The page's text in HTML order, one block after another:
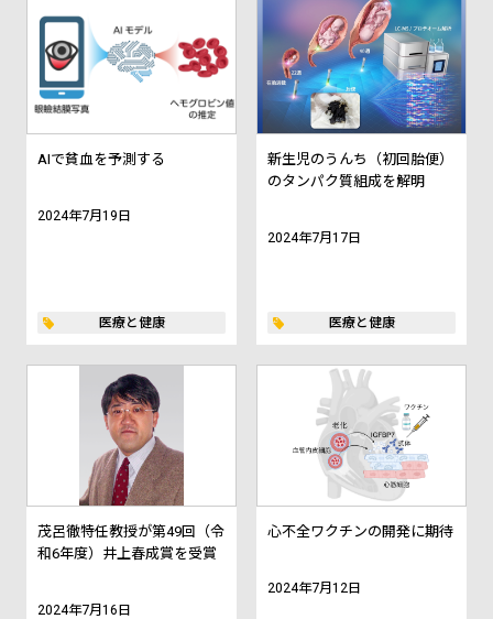
AIで貧血を予測する
2024年7月19日
医療と健康
新生児のうんち（初回胎便）
のタンパク質組成を解明
2024年7月17日
医療と健康
茂呂徹特任教授が第49回（令
和6年度）井上春成賞を受賞
2024年7月16日
心不全ワクチンの開発に期待
2024年7月12日